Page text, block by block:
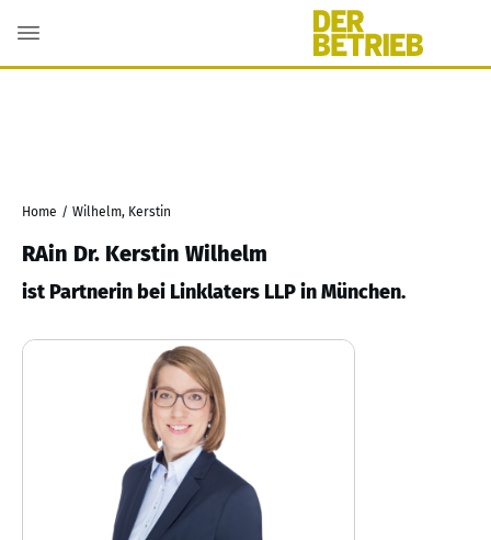
Home / Wilhelm, Kerstin
RAin Dr. Kerstin Wilhelm
ist Partnerin bei Linklaters LLP in München.